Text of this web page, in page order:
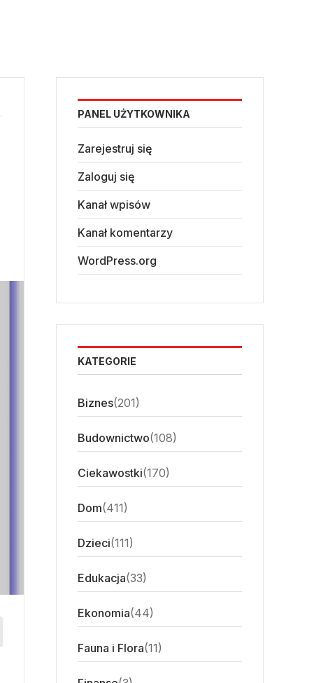
PANEL UŻYTKOWNIKA
Zarejestruj się
Zaloguj się
Kanał wpisów
Kanał komentarzy
WordPress.org
KATEGORIE
Biznes(201)
Budownictwo(108)
Ciekawostki(170)
Dom(411)
Dzieci(111)
Edukacja(33)
Ekonomia(44)
Fauna i Flora(11)